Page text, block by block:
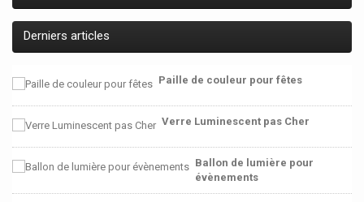
Derniers articles
Paille de couleur pour fêtes
Verre Luminescent pas Cher
Ballon de lumière pour
évènements